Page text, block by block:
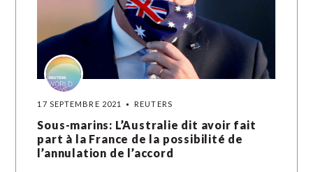
17 SEPTEMBRE 2021 REUTERS
Sous-marins: L’Australie dit avoir fait
part à la France de la possibilité de
l’annulation de l’accord